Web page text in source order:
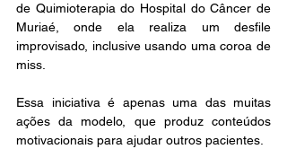
de Quimioterapia do Hospital do Câncer de
Muriaé, onde ela realiza um desfile
improvisado, inclusive usando uma coroa de
miss.
Essa iniciativa é apenas uma das muitas
ações da modelo, que produz conteúdos
motivacionais para ajudar outros pacientes.